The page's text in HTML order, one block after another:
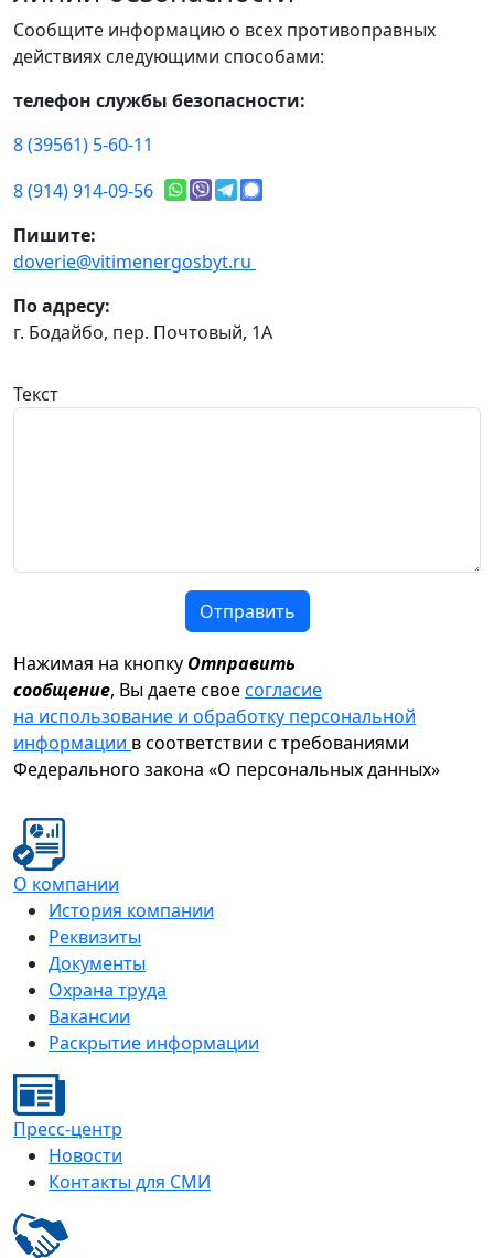
Сообщите информацию о всех противоправных
действиях следующими способами:
телефон службы безопасности:
8 (39561) 5-60-11
8 (914) 914-09-56
Пишите:
doverie@vitimenergosbyt.ru
По адресу:
г. Бодайбо, пер. Почтовый, 1А
Текст
Отправить
Нажимая на кнопку Отправить
сообщение, Вы даете своесогласие
на использование и обработку персональной
информации в соответствии с требованиями
Федерального закона «О персональных данных»
О компании
История компании
Реквизиты
Документы
Охрана труда
Вакансии
Раскрытие информации
Пресс-центр
Новости
Контакты для СМИ